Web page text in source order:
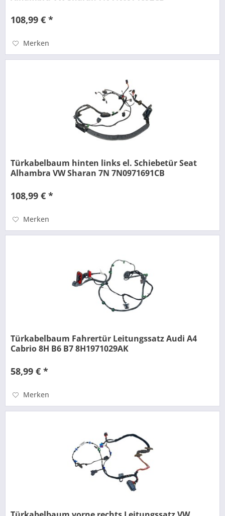
108,99 € *
Merken
Türkabelbaum hinten links el. Schiebetür Seat
Alhambra VW Sharan 7N 7N0971691CB
108,99 € *
Merken
Türkabelbaum Fahrertür Leitungssatz Audi A4
Cabrio 8H B6 B7 8H1971029AK
58,99 € *
Merken